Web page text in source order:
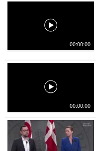
00:00:00
00:00:00